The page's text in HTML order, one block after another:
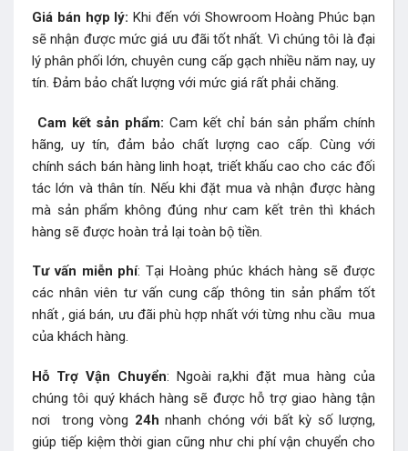
Giá bán hợp lý:Khi đến với Showroom Hoàng Phúc bạn
sẽ nhận được mức giá ưu đãi tốt nhất. Vì chúng tôi là đại
lý phân phối lớn, chuyên cung cấp gạch nhiều năm nay, uy
tín. Đảm bảo chất lượng với mức giá rất phải chăng.
Cam kết sản phẩm: Cam kết chỉ bán sản phẩm chính
hãng, uy tín, đảm bảo chất lượng cao cấp. Cùng với
chính sách bán hàng linh hoạt, triết khấu cao cho các đối
tác lớn và thân tín. Nếu khi đặt mua và nhận được hàng
mà sản phẩm không đúng như cam kết trên thì khách
hàng sẽ được hoàn trả lại toàn bộ tiền.
Tư vấn miễn phí: Tại Hoàng phúc khách hàng sẽ được
các nhân viên tư vấn cung cấp thông tin sản phẩm tốt
nhất , giá bán, ưu đãi phù hợp nhất với từng nhu cầu mua
của khách hàng.
Hỗ Trợ Vận Chuyển: Ngoài ra,khi đặt mua hàng của
chúng tôi quý khách hàng sẽ được hỗ trợ giao hàng tận
nơi trong vòng 24h nhanh chóng với bất kỳ số lượng,
giúp tiếp kiệm thời gian cũng như chi phí vận chuyển cho